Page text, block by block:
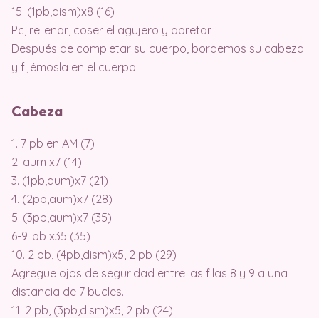
15. (1pb,dism)x8 (16)
Pc, rellenar, coser el agujero y apretar.
Después de completar su cuerpo, bordemos su cabeza
y fijémosla en el cuerpo.
Cabeza
1. 7 pb en AM (7)
2. aum x7 (14)
3. (1pb,aum)x7 (21)
4. (2pb,aum)x7 (28)
5. (3pb,aum)x7 (35)
6-9. pb x35 (35)
10. 2 pb, (4pb,dism)x5, 2 pb (29)
Agregue ojos de seguridad entre las filas 8 y 9 a una
distancia de 7 bucles.
11. 2 pb, (3pb,dism)x5, 2 pb (24)